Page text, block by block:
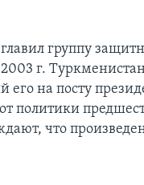
группу
г.
на посту
политики
что